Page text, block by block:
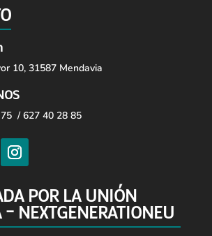
10, 31587 Mendavia
/ 627 40 28 85
POR LA UNIÓN
– NEXTGENERATIONEU